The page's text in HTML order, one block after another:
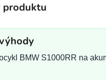
BMW S1000RR na